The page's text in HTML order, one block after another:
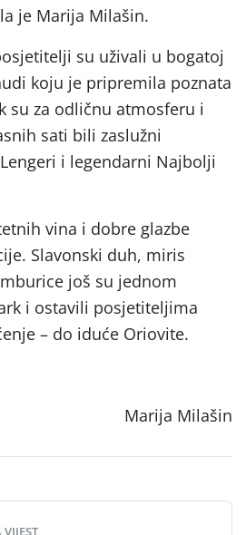
je Marija Milašin.
su uživali u bogatoj
koju je pripremila poznata
su za odličnu atmosferu i
sati bili zaslužni
i legendarni Najbolji
vina i dobre glazbe
Slavonski duh, miris
još su jednom
i ostavili posjetiteljima
– do iduće Oriovite.
Marija Milašin